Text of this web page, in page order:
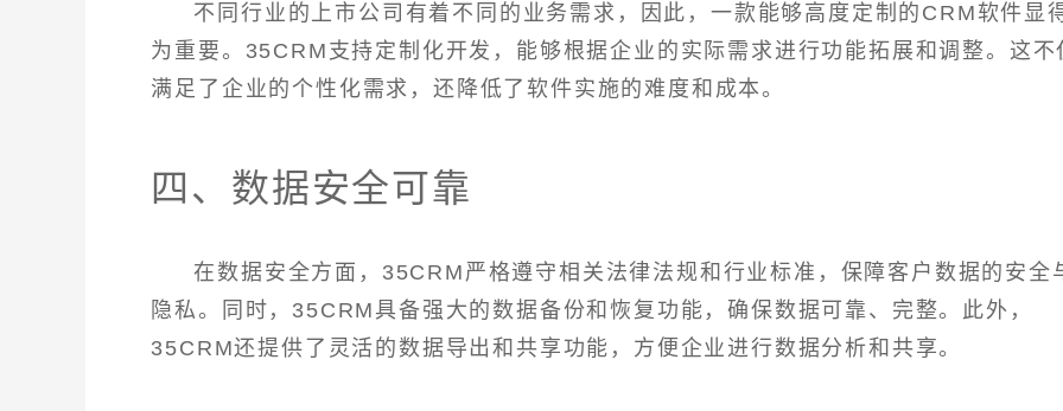
不同行业的上市公司有着不同的业务需求，因此，一款能够高度定制的CRM软件显
为重要。35CRM支持定制化开发，能够根据企业的实际需求进行功能拓展和调整。这不
满足了企业的个性化需求，还降低了软件实施的难度和成本。
四、数据安全可靠
在数据安全方面，35CRM严格遵守相关法律法规和行业标准，保障客户数据的安全
隐私。同时，35CRM具备强大的数据备份和恢复功能，确保数据可靠、完整。此外，
35CRM还提供了灵活的数据导出和共享功能，方便企业进行数据分析和共享。